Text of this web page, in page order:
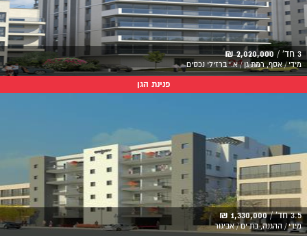
3 חד' / 2,020,000 ₪
מידי / אסף, רמת גן / א.י ברזילי נכסים
פנינת הגן
3.5 חד' / 1,330,000 ₪
מידי / ההגנה, בת ים / אביגור